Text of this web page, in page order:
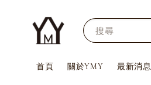
搜尋
首頁 關於YMY 最新消息